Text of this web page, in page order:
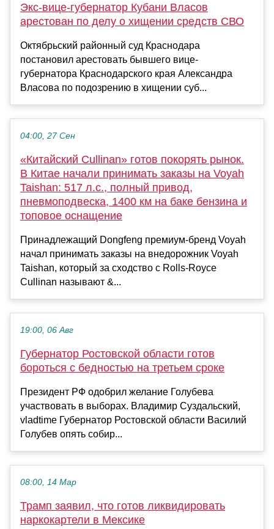
Экс-вице-губернатор Кубани Власов
арестован по делу о хищении средств СВО
Октябрьский районный суд Краснодара
постановил арестовать бывшего вице-
губернатора Краснодарского края Александра
Власова по подозрению в хищении суб...
04:00, 27 Сен
«Китайский Cullinan» готов покорять рынок.
В Китае начали принимать заказы на Voyah
Taishan: 517 л.с., полный привод,
пневмоподвеска, 1400 км на баке бензина и
топовое оснащение
Принадлежащий Dongfeng премиум-бренд Voyah
начал принимать заказы на внедорожник Voyah
Taishan, который за сходство с Rolls-Royce
Cullinan называют &...
19:00, 06 Авг
Губернатор Ростовской области готов
бороться с бедностью на третьем сроке
Президент РФ одобрил желание Голубева
участвовать в выборах. Владимир Суздальский,
vladtime Губернатор Ростовской области Василий
Голубев опять собир...
08:00, 14 Мар
Трамп заявил, что готов ликвидировать
наркокартели в Мексике